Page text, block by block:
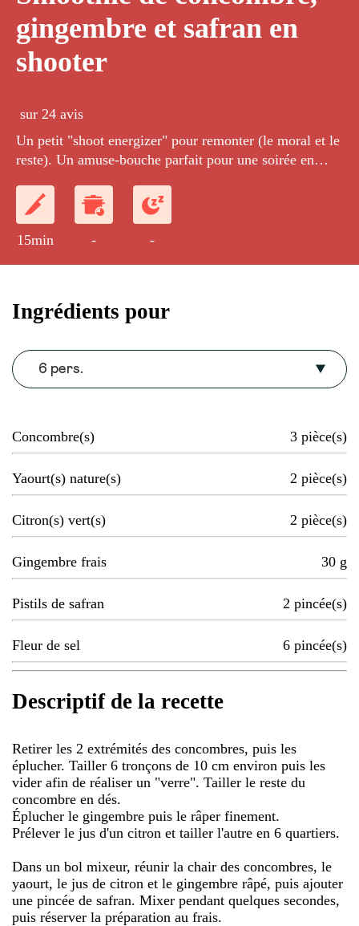
gingembre et safran en
shooter
sur 24 avis
Un petit "shoot energizer" pour remonter (le moral et le
reste). Un amuse-bouche parfait pour une soirée en
15min - -
Ingrédients pour
6 pers.
Concombre(s) 3 pièce(s)
Yaourt(s) nature(s) 2 pièce(s)
Citron(s) vert(s) 2 pièce(s)
Gingembre frais 30 g
Pistils de safran 2 pincée(s)
Fleur de sel 6 pincée(s)
Descriptif de la recette
Retirer les 2 extrémités des concombres, puis les
éplucher. Tailler 6 tronçons de 10 cm environ puis les
vider afin de réaliser un "verre". Tailler le reste du
concombre en dés.
Éplucher le gingembre puis le râper finement.
Prélever le jus d'un citron et tailler l'autre en 6 quartiers.
Dans un bol mixeur, réunir la chair des concombres, le
yaourt, le jus de citron et le gingembre râpé, puis ajouter
une pincée de safran. Mixer pendant quelques secondes,
puis réserver la préparation au frais.